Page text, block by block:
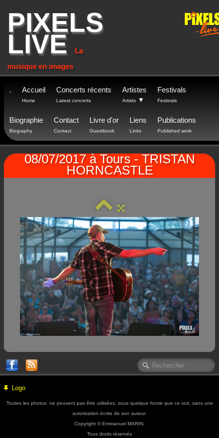
PIXELS
LIVELa
musique en images
. Accueil
Home
Concerts récents
Latest concerts
Artistes
Artists ▼
Festivals
Festivals
Biographie
Biography
Contact
Contact
Livre d'or
Guestbook
Liens
Links
Publications
Published work
08/07/2017 à Tours - TRISTAN
HORNCASTLE
Logo
Toutes les photos ne peuvent pas être utilisées, sous quelque forme que ce soit, sans une
autorisation écrite de son auteur.
Copyright © Emmanuel MARIN.
Tous droits réservés